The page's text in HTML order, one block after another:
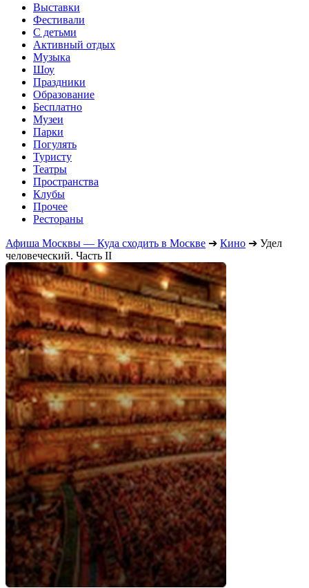
Выставки
Фестивали
С детьми
Активный отдых
Музыка
Шоу
Праздники
Образование
Бесплатно
Музеи
Парки
Погулять
Туристу
Театры
Пространства
Клубы
Прочее
Рестораны
Афиша Москвы — Куда сходить в Москве ➔ Кино ➔ Удел
человеческий. Часть II